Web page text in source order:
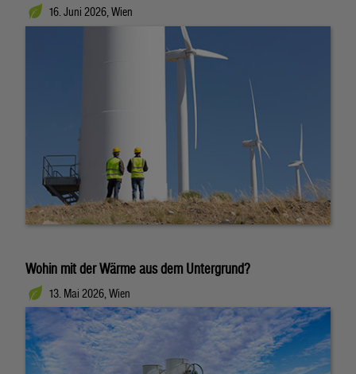
16. Juni 2026, Wien
Wohin mit der Wärme aus dem Untergrund?
13. Mai 2026, Wien